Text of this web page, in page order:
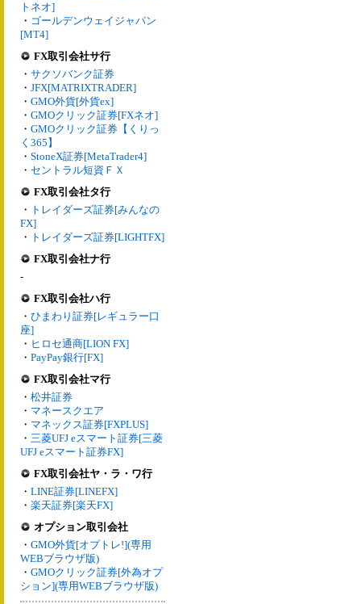
トネオ]
・ ゴールデンウェイジャパン
[MT4]
FX取引会社サ行
・ サクソバンク証券
・ JFX[MATRIXTRADER]
・ GMO外貨[外貨ex]
・ GMOクリック証券[FXネオ]
・ GMOクリック証券【くりっ
く365】
・ StoneX証券[MetaTrader4]
・ セントラル短資ＦＸ
FX取引会社タ行
・ トレイダーズ証券[みんなの
FX]
・ トレイダーズ証券[LIGHTFX]
FX取引会社ナ行
-
FX取引会社ハ行
・ ひまわり証券[レギュラー口
座]
・ ヒロセ通商[LION FX]
・ PayPay銀行[FX]
FX取引会社マ行
・ 松井証券
・ マネースクエア
・ マネックス証券[FXPLUS]
・ 三菱UFJ eスマート証券[三菱
UFJ eスマート証券FX]
FX取引会社ヤ・ラ・ワ行
・ LINE証券[LINEFX]
・ 楽天証券[楽天FX]
オプション取引会社
・ GMO外貨[オプトレ!](専用
WEBブラウザ版)
・ GMOクリック証券[外為オプ
ション](専用WEBブラウザ版)